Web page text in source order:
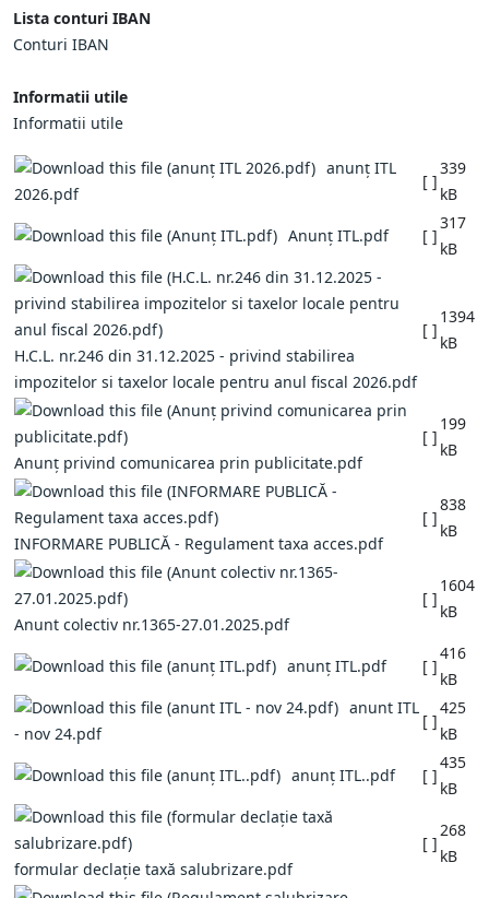
Lista conturi IBAN
Conturi IBAN
Informatii utile
Informatii utile
anunț ITL
2026.pdf
[ ]
339
kB
Anunț ITL.pdf
[ ]
317
kB
H.C.L. nr.246 din 31.12.2025 - privind stabilirea
impozitelor si taxelor locale pentru anul fiscal 2026.pdf
[ ]
1394
kB
Anunț privind comunicarea prin publicitate.pdf
[ ]
199
kB
INFORMARE PUBLICĂ - Regulament taxa acces.pdf
[ ]
838
kB
Anunt colectiv nr.1365-27.01.2025.pdf
[ ]
1604
kB
anunț ITL.pdf [ ]
416
kB
anunt ITL
- nov 24.pdf
[ ]
425
kB
anunț ITL..pdf
[ ]
435
kB
formular declație taxă salubrizare.pdf
[ ]
268
kB